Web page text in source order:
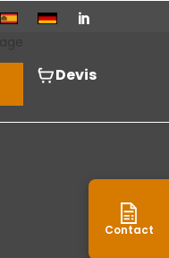

Devis
Contact